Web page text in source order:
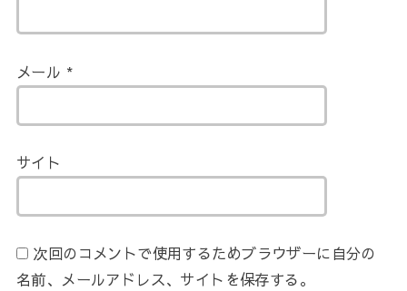
メール *
サイト
次回のコメントで使用するためブラウザーに自分の
名前、メールアドレス、サイトを保存する。